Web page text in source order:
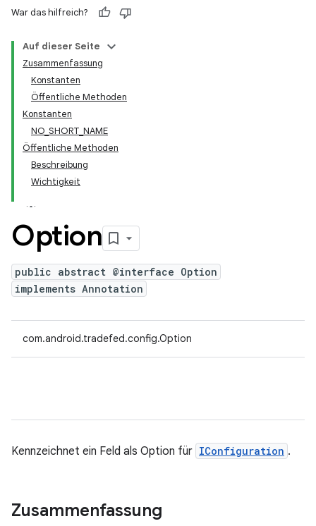
War das hilfreich?
Auf dieser Seite
Zusammenfassung
Konstanten
Öffentliche Methoden
Konstanten
NO_SHORT_NAME
Öffentliche Methoden
Beschreibung
Wichtigkeit
Option
public abstract @interface Option
implements Annotation
com.android.tradefed.config.Option
Kennzeichnet ein Feld als Option für IConfiguration .
Zusammenfassung